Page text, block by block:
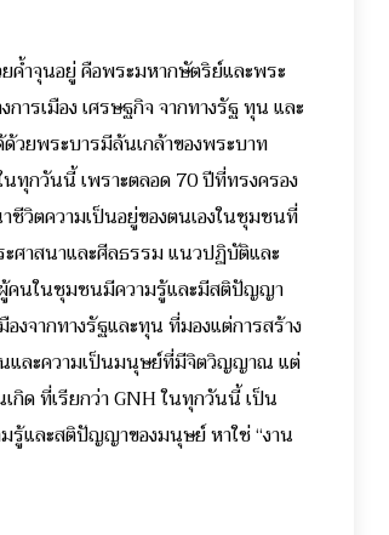
ค้ำจุนอยู่ คือพระมหากษัตริย์และพระ
รเมือง เศรษฐกิจ จากทางรัฐ ทุน และ
วยพระบารมีล้นเกล้าของพระบาท
ทุกวันนี้ เพราะตลอด 70 ปีที่ทรงครอง
วิตความเป็นอยู่ของตนเองในชุมชนที่
ศาสนาและศีลธรรม แนวปฏิบัติและ
ผู้คนในชุมชนมีความรู้และมีสติปัญญา
งจากทางรัฐและทุน ที่มองแต่การสร้าง
นและความเป็นมนุษย์ที่มีจิตวิญญาณ แต่
ด ที่เรียกว่า GNH ในทุกวันนี้ เป็น
รู้และสติปัญญาของมนุษย์ หาใช่ “งาน